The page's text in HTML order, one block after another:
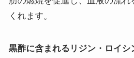
くれます。
黒酢に含まれるリジン・ロイシ